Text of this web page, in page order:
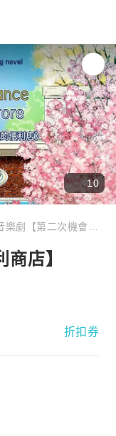
10
店】
折扣券